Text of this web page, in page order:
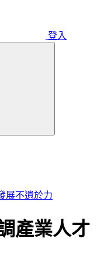
登入
展不遺於力
產業人才